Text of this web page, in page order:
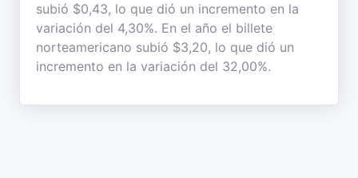
subió $0,43, lo que dió un incremento en la
variación del 4,30%. En el año el billete
norteamericano subió $3,20, lo que dió un
incremento en la variación del 32,00%.